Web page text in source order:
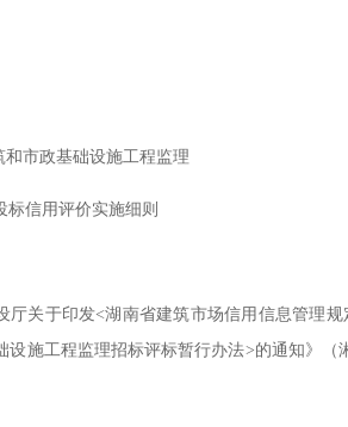
和市政基础设施工程监理
标信用评价实施细则
厅关于印发<湖南省建筑市场信用信息管理
施工程监理招标评标暂行办法>的通知》（